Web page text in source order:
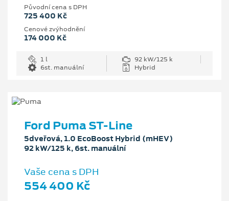
Původní cena s DPH
725 400 Kč
Cenové zvýhodnění
174 000 Kč
1 l
92 kW/125 k
6st. manuální
Hybrid
Ford Puma ST-Line
5dveřová, 1.0 EcoBoost Hybrid (mHEV)
92 kW/125 k, 6st. manuální
Vaše cena s DPH
554 400 Kč